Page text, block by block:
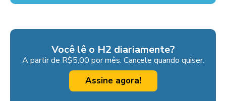
Você lê o H2 diariamente?
A partir de R$5,00 por mês. Cancele quando quiser.
Assine agora!